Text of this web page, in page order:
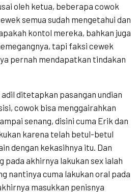
oleh ketua, beberapa cowok
semua sudah mengetahui dan
kontol mereka, bahkan juga
tapi faksi cewek
pernah mendapatkan tindakan
ditetapkan pasangan undian
cowok bisa menggairahkan
senang, disini cuma Erik dan
karena telah betul-betul
dengan kekasihnya itu. Dan
pada akhirnya lakukan sex ialah
nantinya cuma lakukan oral pada
masukkan penisnya